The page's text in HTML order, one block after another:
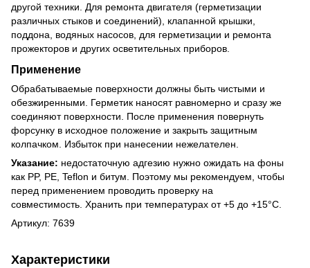
другой техники. Для ремонта двигателя (герметизации
различных стыков и соединений), клапанной крышки,
поддона, водяных насосов, для герметизации и ремонта
прожекторов и других осветительных приборов.
Применение
Обрабатываемые поверхности должны быть чистыми и
обезжиренными. Герметик наносят равномерно и сразу же
соединяют поверхности. После применения повернуть
форсунку в исходное положение и закрыть защитным
колпачком. Избыток при нанесении нежелателен.
Указание: недостаточную адгезию нужно ожидать на фоны
как PP, PE, Teflon и битум. Поэтому мы рекомендуем, чтобы
перед применением проводить проверку на
совместимость. Хранить при температурах от +5 до +15°С.
Артикул: 7639
Характеристики